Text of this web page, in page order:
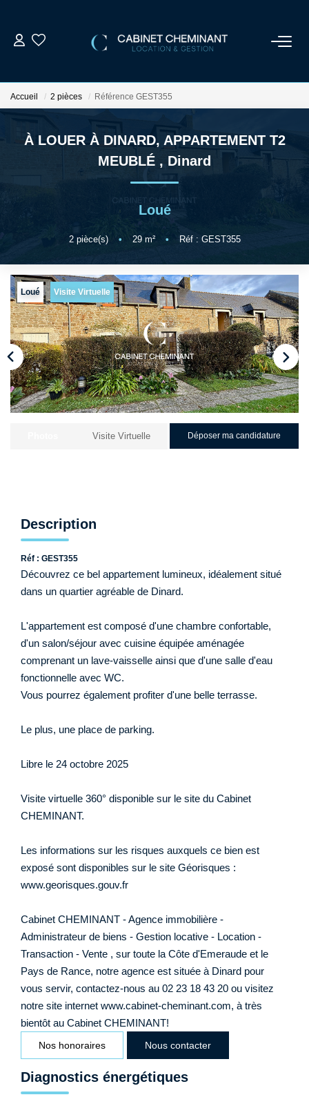
LOUER
VENDRE
GESTION LOCATIVE
NOS AGENCES
Qui Sommes-Nous ?
Nos Biens Loués
Nos Actualités
EXTRANET
CONTACT
Accueil 2 pièces Référence GEST355
À LOUER À DINARD, APPARTEMENT T2
MEUBLÉ , Dinard
Loué
2pièce(s) • 29m² • Réf : GEST355
Loué Visite Virtuelle
Visite Virtuelle Déposer ma candidature
Description
Réf : GEST355
Découvrez ce bel appartement lumineux, idéalement situé
dans un quartier agréable de Dinard.
L'appartement est composé d'une chambre confortable,
d'un salon/séjour avec cuisine équipée aménagée
comprenant un lave-vaisselle ainsi que d'une salle d'eau
fonctionnelle avec WC.
Vous pourrez également profiter d'une belle terrasse.
Le plus, une place de parking.
Libre le 24 octobre 2025
Visite virtuelle 360° disponible sur le site du Cabinet
CHEMINANT.
Les informations sur les risques auxquels ce bien est
exposé sont disponibles sur le site Géorisques :
www.georisques.gouv.fr
Cabinet CHEMINANT - Agence immobilière -
Administrateur de biens - Gestion locative - Location -
Transaction - Vente , sur toute la Côte d'Emeraude et le
Pays de Rance, notre agence est située à Dinard pour
vous servir, contactez-nous au 02 23 18 43 20 ou visitez
notre site internet www.cabinet-cheminant.com, à très
bientôt au Cabinet CHEMINANT!
Nos honoraires Nous contacter
Diagnostics énergétiques